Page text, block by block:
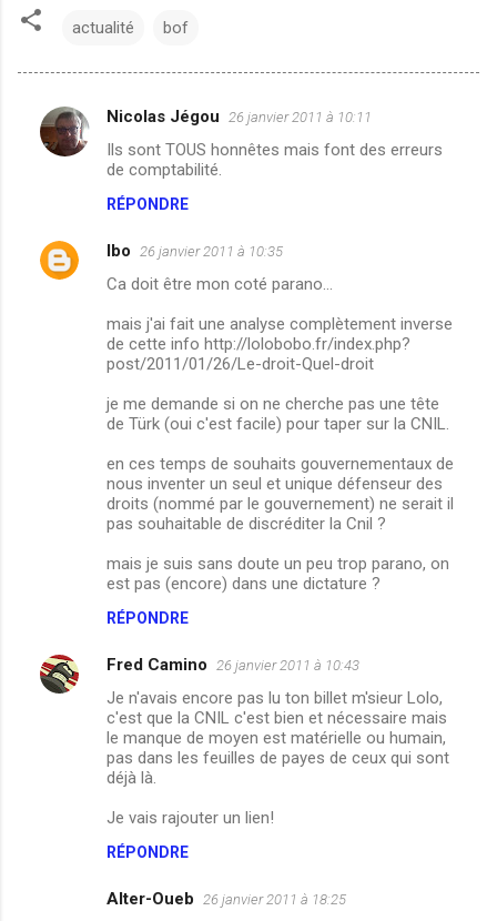
actualité bof
C
o
e
n
Nicolas Jégou 26 janvier 2011 à 10:11
Ils sont TOUS honnêtes mais font des erreurs
de comptabilité.
RÉPONDRE
lbo 26 janvier 2011 à 10:35
Ca doit être mon coté parano...
mais j'ai fait une analyse complètement inverse
de cette info http://lolobobo.fr/index.php?
post/2011/01/26/Le-droit-Quel-droit
je me demande si on ne cherche pas une tête
de Türk (oui c'est facile) pour taper sur la CNIL.
en ces temps de souhaits gouvernementaux de
nous inventer un seul et unique défenseur des
droits (nommé par le gouvernement) ne serait il
pas souhaitable de discréditer la Cnil ?
mais je suis sans doute un peu trop parano, on
est pas (encore) dans une dictature ?
RÉPONDRE
Fred Camino 26 janvier 2011 à 10:43
Je n'avais encore pas lu ton billet m'sieur Lolo,
c'est que la CNIL c'est bien et nécessaire mais
le manque de moyen est matérielle ou humain,
pas dans les feuilles de payes de ceux qui sont
déjà là.
Je vais rajouter un lien!
RÉPONDRE
Alter-Oueb 26 janvier 2011 à 18:25